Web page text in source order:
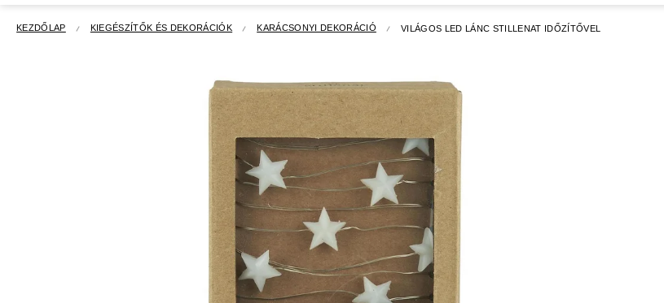
KEZDŐLAP KIEGÉSZÍTŐK ÉS DEKORÁCIÓK KARÁCSONYI DEKORÁCIÓ VILÁGOS LED LÁNC STILLENAT IDŐZÍTŐVEL